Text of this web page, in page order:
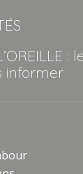
:
informer